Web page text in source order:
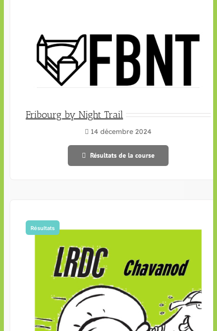
Fribourg by Night Trail
14 décembre 2024
Résultats de la course
Résultats